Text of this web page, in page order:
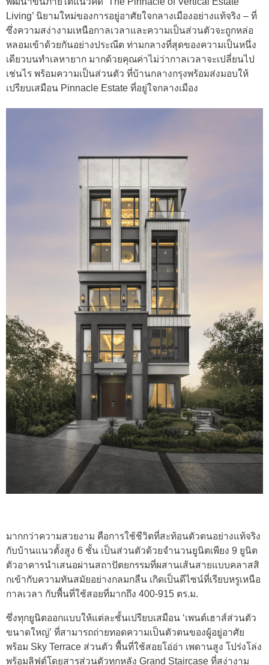
Living’ นิยามใหม่ของการอยู่อาศัยใจกลางเมืองอย่างแท้จริง – ที่
ซึ่งความสง่างามเหนือกาลเวลาและความเป็นส่วนตัวจะถูกหล่อ
หลอมเข้าด้วยกันอย่างประณีต ท่ามกลางที่สุดของความเป็นหนึ่ง
เดียวบนทำเลหายาก มากด้วยคุณค่าไม่ว่ากาลเวลาจะเปลี่ยนไป
เช่นไร พร้อมความเป็นส่วนตัว ที่บ้านกลางกรุงพร้อมส่งมอบให้
เปรียบเสมือน Pinnacle Estate ที่อยู่ใจกลางเมือง
มากกว่าความสวยงาม คือการใช้ชีวิตที่สะท้อนตัวตนอย่างแท้จริง
กับบ้านแนวตั้งสูง 6 ชั้น เป็นส่วนตัวด้วยจำนวนยูนิตเพียง 9 ยูนิต
ตัวอาคารนำเสนอผ่านสถาปัตยกรรมที่ผสานเส้นสายแบบคลาสสิ
กเข้ากับความทันสมัยอย่างกลมกลืน เกิดเป็นดีไซน์ที่เรียบหรูเหนือ
กาลเวลา กับพื้นที่ใช้สอยที่มากถึง 400-915 ตร.ม.
ซึ่งทุกยูนิตออกแบบให้แต่ละชั้นเปรียบเสมือน ‘เพนต์เฮาส์ส่วนตัว
ขนาดใหญ่’ ที่สามารถถ่ายทอดความเป็นตัวตนของผู้อยู่อาศัย
พร้อม Sky Terrace ส่วนตัว พื้นที่ใช้สอยโอ่อ่า เพดานสูง โปร่งโล่ง
พร้อมลิฟต์โดยสารส่วนตัวทุกหลัง Grand Staircase ที่สง่างาม